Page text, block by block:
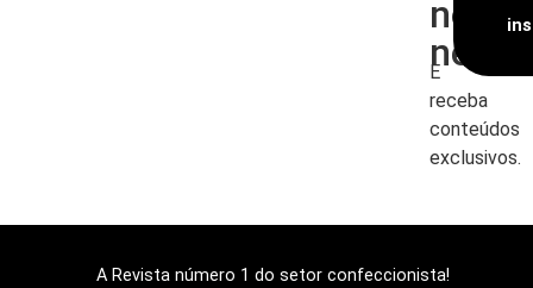
nossa
E
receba
conteúdos
exclusivos.
A Revista número 1 do setor confeccionista!